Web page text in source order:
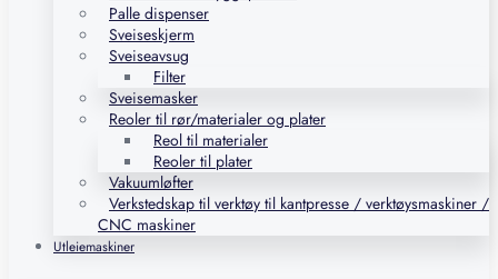
Palle dispenser
Sveiseskjerm
Sveiseavsug
Filter
Sveisemasker
Reoler til rør/materialer og plater
Reol til materialer
Reoler til plater
Vakuumløfter
Verkstedskap til verktøy til kantpresse / verktøysmaskiner /
CNC maskiner
Utleiemaskiner